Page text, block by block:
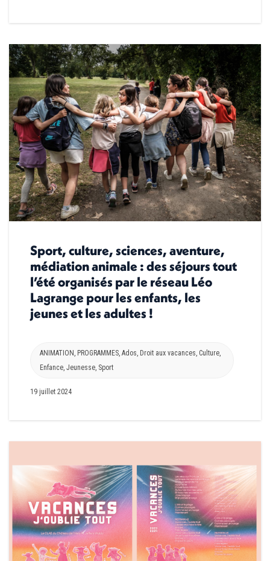
Sport, culture, sciences, aventure,
médiation animale : des séjours tout
l’été organisés par le réseau Léo
Lagrange pour les enfants, les
jeunes et les adultes !
ANIMATION , PROGRAMMES, Ados, Droit aux vacances, Culture,
Enfance, Jeunesse, Sport
19 juillet 2024